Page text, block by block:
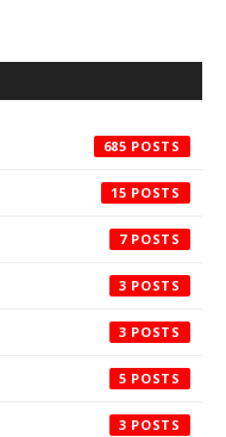
685
15
7
3
3
5
3